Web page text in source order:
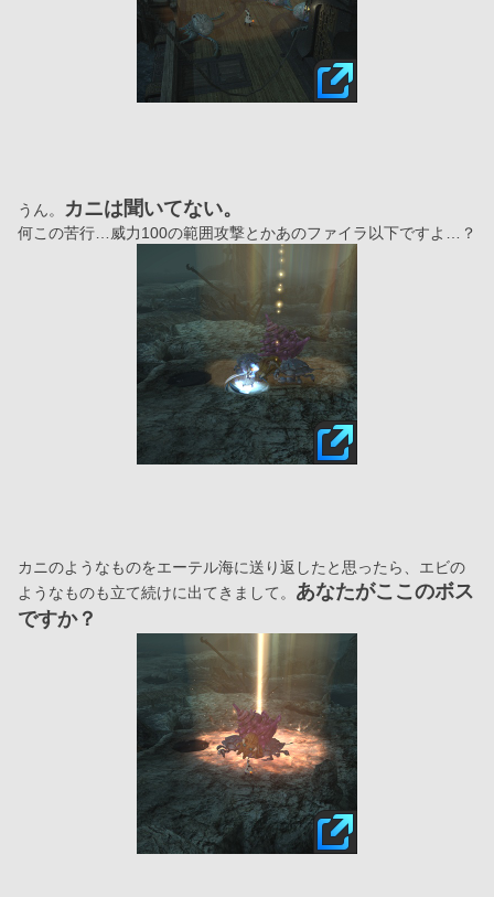
うん。 カニは聞いてない。
何この苦行…威力100の範囲攻撃とかあのファイラ以下ですよ…？
カニのようなものをエーテル海に送り返したと思ったら、エビの
ようなものも立て続けに出てきまして。 あなたがここのボス
ですか？